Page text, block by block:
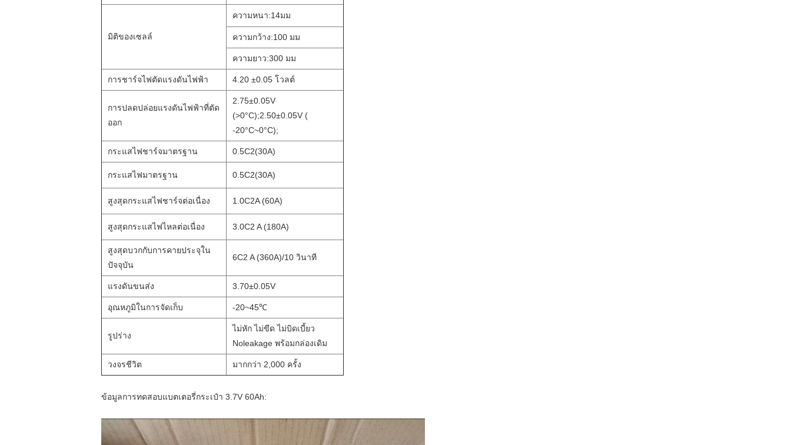
มิติของเซลล์
ความหนา:14มม
ความกว้าง:100 มม
ความยาว:300 มม
การชาร์จไฟตัดแรงดันไฟฟ้า 4.20 ±0.05 โวลต์
การปลดปล่อยแรงดันไฟฟ้าที่ตัด
ออก
2.75±0.05V
(>0°C);2.50±0.05V (
-20°C~0°C);
กระแสไฟชาร์จมาตรฐาน 0.5C2(30A)
กระแสไฟมาตรฐาน 0.5C2(30A)
สูงสุดกระแสไฟชาร์จต่อเนื่อง 1.0C2A (60A)
สูงสุดกระแสไฟไหลต่อเนื่อง 3.0C2 A (180A)
สูงสุดบวกกับการคายประจุใน
ปัจจุบัน
6C2 A (360A)/10 วินาที
แรงดันขนส่ง 3.70±0.05V
อุณหภูมิในการจัดเก็บ -20~45℃
รูปร่าง
ไม่หัก ไม่ขีด ไม่บิดเบี้ยว
Noleakage พร้อมกล่องเดิม
วงจรชีวิต มากกว่า 2,000 ครั้ง
ข้อมูลการทดสอบแบตเตอรี่กระเป๋า 3.7V 60Ah: